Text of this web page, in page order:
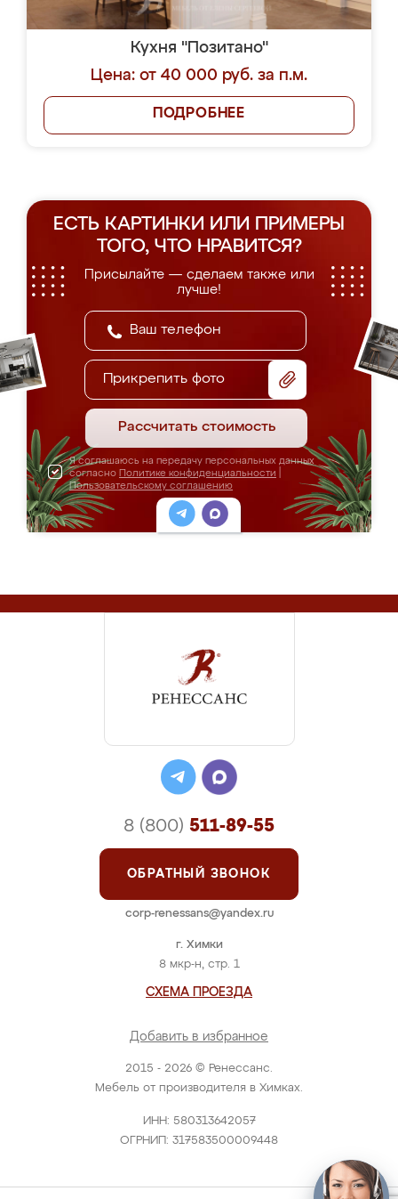
Кухня "Позитано"
Цена: от 40 000 руб. за п.м.
ПОДРОБНЕЕ
ЕСТЬ КАРТИНКИ ИЛИ ПРИМЕРЫ
ТОГО, ЧТО НРАВИТСЯ?
Присылайте — сделаем также или
лучше!
Прикрепить фото
Рассчитать стоимость
Я соглашаюсь на передачу персональных данных
согласно Политике конфиденциальности
Пользовательскому соглашению
2015 - 2026 © Ренессанс.
Мебель от производителя в Химках.
ИНН: 580313642057
ОГРНИП: 317583500009448
г. Химки
8 мкр-н, стр. 1
СХЕМА ПРОЕЗДА
Добавить в избранное
8 (800) 511-89-55
ОБРАТНЫЙ ЗВОНОК
corp-renessans@yandex.ru